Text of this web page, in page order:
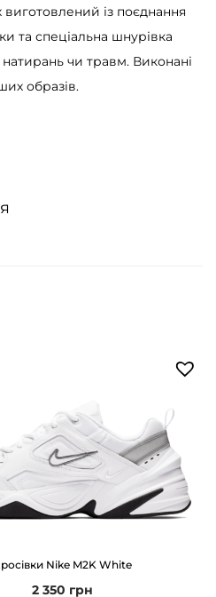
виготовлений із поєднання
та спеціальна шнурівка
чи травм. Виконані
образів.
Nike M2K White
2 350 грн